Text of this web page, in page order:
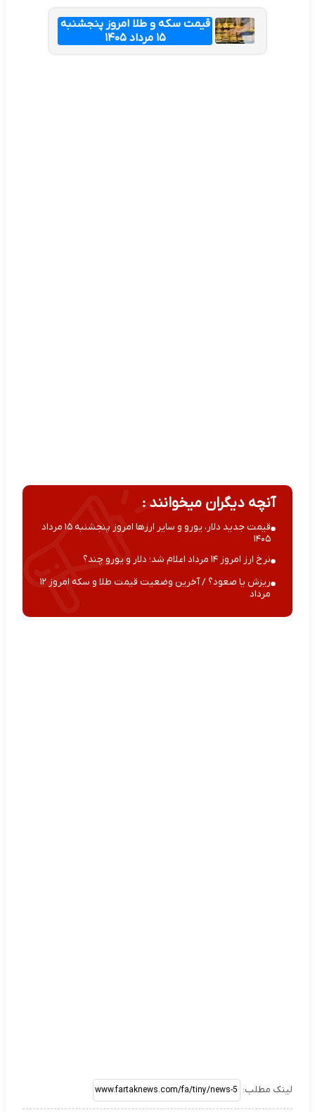
قیمت سکه و طلا امروز پنجشنبه
۱۵ مرداد ۱۴۰۵
آنچه دیگران میخوانند :
قیمت جدید دلار، یورو و سایر ارزها امروز پنجشنبه ۱۵ مرداد
۱۴۰۵
نرخ ارز امروز ۱۴ مرداد اعلام شد؛ دلار و یورو چند؟
ریزش یا صعود؟ / آخرین وضعیت قیمت طلا و سکه امروز ۱۲
مرداد
لینک مطلب: